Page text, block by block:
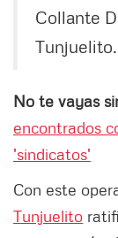
Collante
Tunjuelito.
No te vayas
encontrados
'sindicatos'
Con este
Tunjuelito